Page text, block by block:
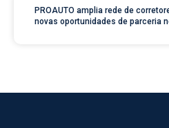
PROAUTO amplia rede de
novas oportunidades de parceria